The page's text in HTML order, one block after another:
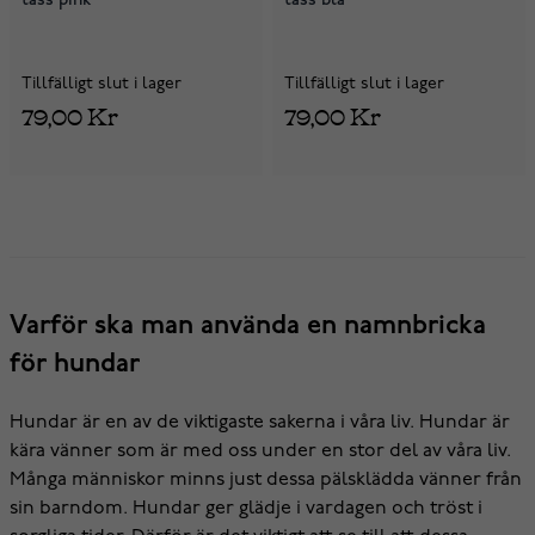
Tillfälligt slut i lager
79,00 Kr
Tillfälligt slut i lager
79,00 Kr
Varför ska man använda en namnbricka
för hundar
Hundar är en av de viktigaste sakerna i våra liv. Hundar är
kära vänner som är med oss under en stor del av våra liv.
Många människor minns just dessa pälsklädda vänner från
sin barndom. Hundar ger glädje i vardagen och tröst i